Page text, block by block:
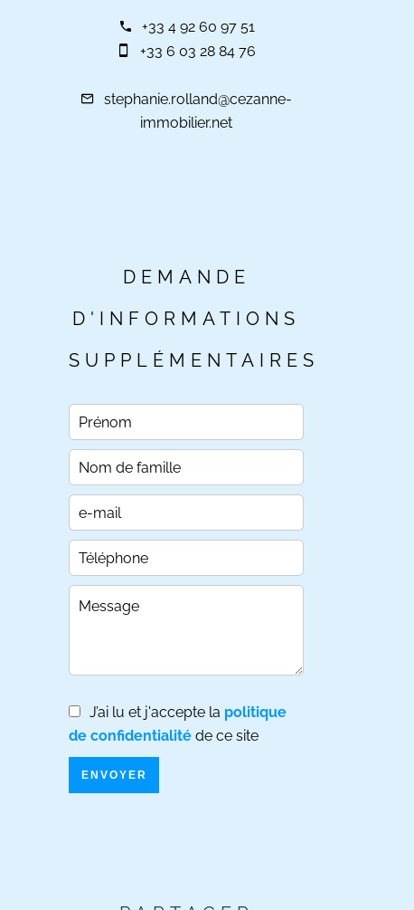
+33 4 92 60 97 51
+33 6 03 28 84 76
stephanie.rolland@cezanne-
immobilier.net
DEMANDE
D'INFORMATIONS
SUPPLÉMENTAIRES
J’ai lu et j'accepte la politique
de confidentialité de ce site
ENVOYER